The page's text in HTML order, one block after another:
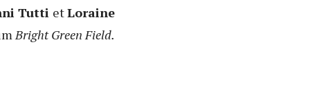
Tutti etLoraine
Bright Green Field.